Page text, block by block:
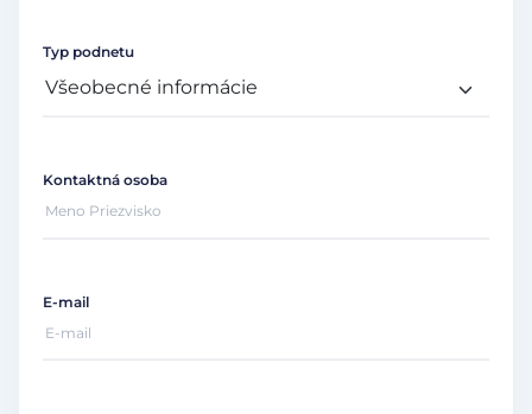
Typ podnetu
Kontaktná osoba
E-mail